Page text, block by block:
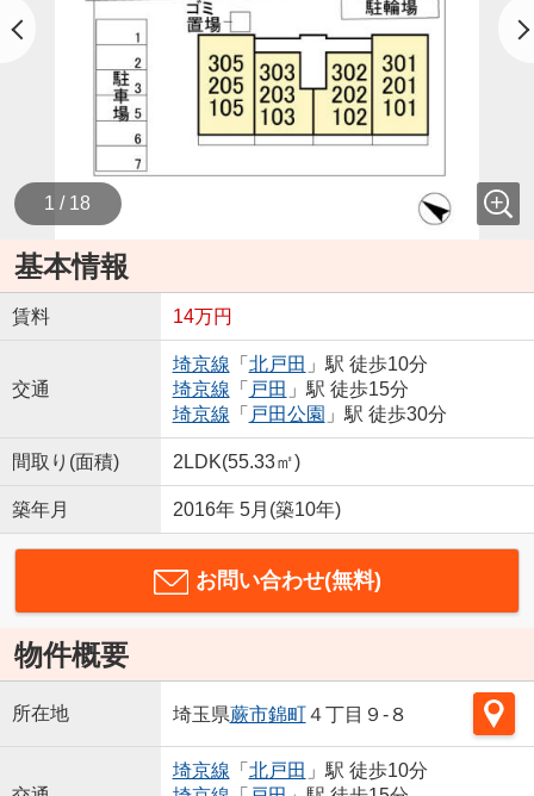
1 / 18
基本情報
賃料 14万円
交通
埼京線 「 北戸田 」駅 徒歩10分
埼京線 「 戸田 」駅 徒歩15分
埼京線 「 戸田公園 」駅 徒歩30分
間取り(面積) 2LDK(55.33㎡)
築年月 2016年 5月(築10年)
お問い合わせ(無料)
物件概要
所在地 埼玉県蕨市錦町４丁目９-８
埼京線 「 北戸田 」駅 徒歩10分